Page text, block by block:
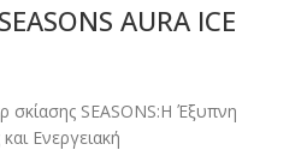
AURA ICE
σκίασης SEASONS:Η Έξυπνη
Ενεργειακή